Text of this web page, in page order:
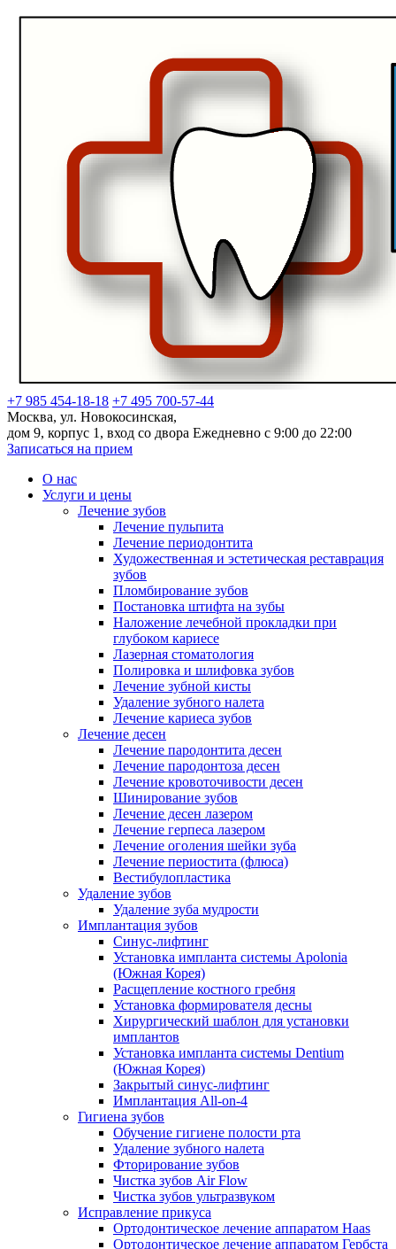
+7 985 454-18-18 +7 495 700-57-44
Москва, ул. Новокосинская,
дом 9, корпус 1, вход со двора Ежедневно с 9:00 до 22:00
Записаться на прием
О нас
Услуги и цены
Лечение зубов
Лечение пульпита
Лечение периодонтита
Художественная и эстетическая реставрация
зубов
Пломбирование зубов
Постановка штифта на зубы
Наложение лечебной прокладки при
глубоком кариесе
Лазерная стоматология
Полировка и шлифовка зубов
Лечение зубной кисты
Удаление зубного налета
Лечение кариеса зубов
Лечение десен
Лечение пародонтита десен
Лечение пародонтоза десен
Лечение кровоточивости десен
Шинирование зубов
Лечение десен лазером
Лечение герпеса лазером
Лечение оголения шейки зуба
Лечение периостита (флюса)
Вестибулопластика
Удаление зубов
Удаление зуба мудрости
Имплантация зубов
Синус-лифтинг
Установка импланта системы Apolonia
(Южная Корея)
Расщепление костного гребня
Установка формирователя десны
Хирургический шаблон для установки
имплантов
Установка импланта системы Dentium
(Южная Корея)
Закрытый синус-лифтинг
Имплантация All-on-4
Гигиена зубов
Обучение гигиене полости рта
Удаление зубного налета
Фторирование зубов
Чистка зубов Air Flow
Чистка зубов ультразвуком
Исправление прикуса
Ортодонтическое лечение аппаратом Haas
Ортодонтическое лечение аппаратом Гербста